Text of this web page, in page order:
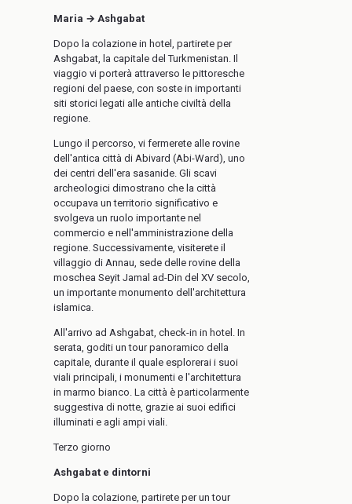
Maria → Ashgabat
Dopo la colazione in hotel, partirete per
Ashgabat, la capitale del Turkmenistan. Il
viaggio vi porterà attraverso le pittoresche
regioni del paese, con soste in importanti
siti storici legati alle antiche civiltà della
regione.
Lungo il percorso, vi fermerete alle rovine
dell'antica città di Abivard (Abi-Ward), uno
dei centri dell'era sasanide. Gli scavi
archeologici dimostrano che la città
occupava un territorio significativo e
svolgeva un ruolo importante nel
commercio e nell'amministrazione della
regione. Successivamente, visiterete il
villaggio di Annau, sede delle rovine della
moschea Seyit Jamal ad-Din del XV secolo,
un importante monumento dell'architettura
islamica.
All'arrivo ad Ashgabat, check-in in hotel. In
serata, goditi un tour panoramico della
capitale, durante il quale esplorerai i suoi
viali principali, i monumenti e l'architettura
in marmo bianco. La città è particolarmente
suggestiva di notte, grazie ai suoi edifici
illuminati e agli ampi viali.
Terzo giorno
Ashgabat e dintorni
Dopo la colazione, partirete per un tour